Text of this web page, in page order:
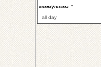
коммунизма."
all day